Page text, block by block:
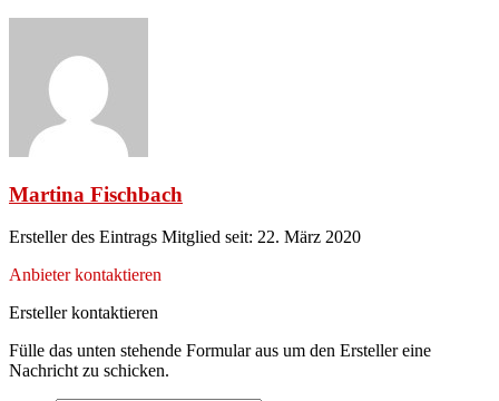
Martina Fischbach
Ersteller des Eintrags Mitglied seit: 22. März 2020
Anbieter kontaktieren
Ersteller kontaktieren
Fülle das unten stehende Formular aus um den Ersteller eine
Nachricht zu schicken.